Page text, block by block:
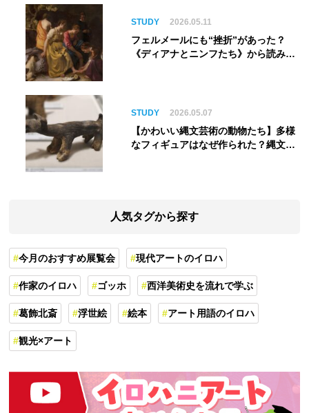
STUDY 2026.05.11
フェルメールにも“挫折”があった？
《ディアナとニンフたち》から読み解
STUDY 2026.05.07
【かわいい縄文芸術の動物たち】多様
なフィギュアはなぜ作られた？縄文人
人気タグから探す
今月のおすすめ展覧会 現代アートのイロハ
作家のイロハ ゴッホ 西洋美術史を流れで学ぶ
葛飾北斎 浮世絵 絵本 アート用語のイロハ
観光×アート